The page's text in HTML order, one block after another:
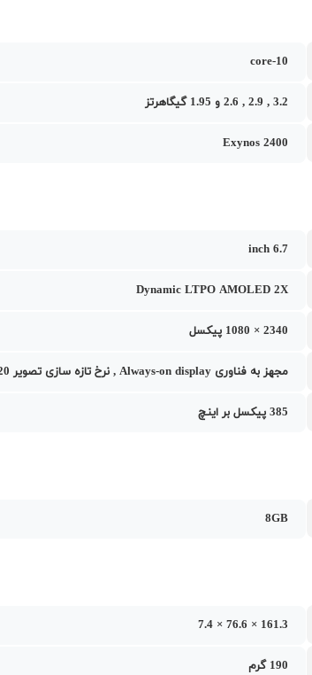
10-core
3.2 , 2.9 , 2.6 و 1.95 گیگاهرتز
Exynos 2400
6.7 inch
Dynamic LTPO AMOLED 2X
2340 × 1080 پیکسل
مجهز به فناوری Always-on display , نرخ تازه سازی تصویر 120 هرتز ( 120Hz Refresh Rate)
385 پیکسل بر اینچ
8GB
161.3 × 76.6 × 7.4
190 گرم